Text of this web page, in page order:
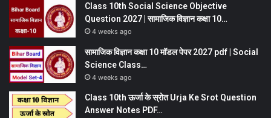
Class 10th Social Science Objective
Question 2027 | सामाजिक विज्ञान कक्षा 10…
4 weeks ago
सामाजिक विज्ञान कक्षा 10 मॉडल पेपर 2027 pdf | Social
Science Class…
4 weeks ago
Class 10th ऊर्जा के स्रोत Urja Ke Srot Question
Answer Notes PDF…